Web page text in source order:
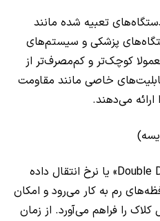
تعبیه شده مانند
پزشکی و سیستم‌های
کوچک‌تر و کم‌مصرف‌تر از
خاصی مانند مقاومت
می‌دهند.
DDR مخفف عبارت «Double Data Rate» یا نرخ انتقال داده
رم به کار می‌رود و امکان
را فراهم می‌آورد. از زمان